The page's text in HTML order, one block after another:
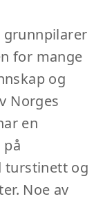
for mange
og
Norges
en
turstinett og
Noe av